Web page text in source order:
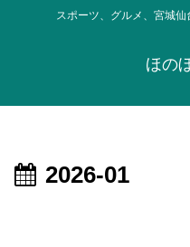
スポーツ、グルメ、宮城
ほの
2026-01